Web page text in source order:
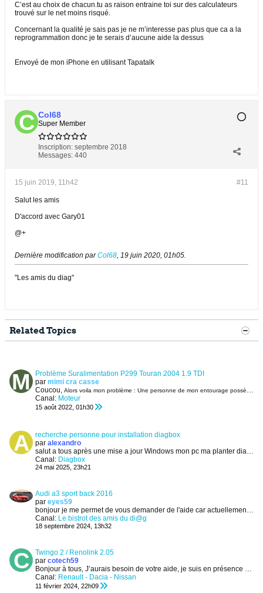
C’est au choix de chacun.tu as raison entraine toi sur des calculateurs
trouvé sur le net moins risqué.
Concernant la qualité je sais pas je ne m’interesse pas plus que ca a la
reprogrammation donc je te serais d’aucune aide la dessus
Envoyé de mon iPhone en utilisant Tapatalk
Col68
Super Member
Inscription: septembre 2018
Messages: 440
#11
15 juin 2019, 11h42
Salut les amis
D'accord avec Gary01
@+
Dernière modification parCol68, 19 juin 2020, 01h05.
"Les amis du diag"
Related Topics
Problème Suralimentation P299 Touran 2004 1.9 TDI
par mimi cra casse
Coucou, Alors voila mon problème : Une personne de mon entourage possède une Touran 1.9 TDI 100cv moteur AVQ de 2004. 280 000
Canal: Moteur
15 août 2022, 01h30
recherche personne pour installation diagbox
par alexandro
salut a tous après une mise a jour Windows mon pc ma planter diagbox je recherche une personne qui pourrait m'installer diagbox avec moyennant...
Canal: Diagbox
24 mai 2025, 23h21
Audi a3 sport back 2016
par eyes59
bonjour je me permet de vous demander de l'aide car actuellement j'arrive pas a récupérer ma Carto de l'Audi avec kessv2 2.80,ktag,galetto1260,mppsv13,mppsv16...
Canal: Le bistrot des amis du di@g
18 septembre 2024, 13h32
Twingo 2 / Renolink 2.05
par cotech59
Bonjour à tous, J’aurais besoin de votre aide, je suis en présence d’une Twingo 2 de 2010 moteur D4F qui à étais...
Canal: Renault - Dacia - Nissan
11 février 2024, 22h09